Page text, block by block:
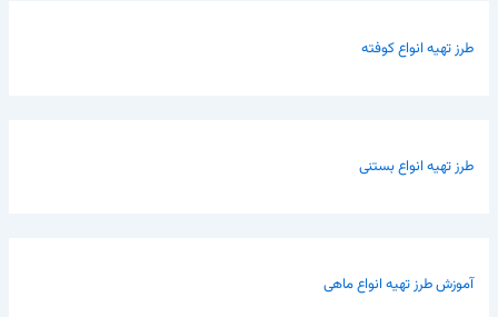
طرز تهیه انواع کوفته
طرز تهیه انواع بستنی
آموزش طرز تهیه انواع ماهی